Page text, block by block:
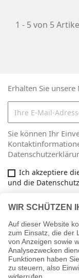
1 - 5 von 5
Erhalten Sie
Sie können Ihr
Ich akzeptiere
und die
ARTIKEL